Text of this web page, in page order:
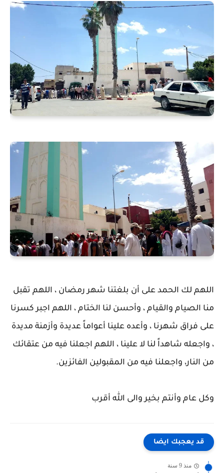
اللهم لك الحمد على أن بلغتنا شهر رمضان ، اللهم تقبل
منا الصيام والقيام ، وأحسن لنا الختام ، اللهم اجبر كسرنا
على فراق شهرنا ، وأعده علينا أعواماً عديدة وأزمنة مديدة
، واجعله شاهداً لنا لا علينا ، اللهم اجعلنا فيه من عتقائك
من النار، واجعلنا فيه من المقبولين الفائزين.
وكل عام وأنتم بخير والى الله أقرب
قد يعجبك ايضا
منذ 9 سنة